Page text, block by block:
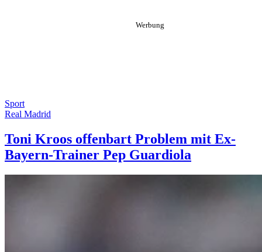
Sport
Real Madrid
Toni Kroos offenbart Problem mit Ex-
Bayern-Trainer Pep Guardiola